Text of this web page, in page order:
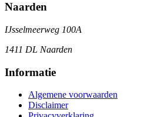
Naarden
IJsselmeerweg 100A
1411 DL Naarden
Informatie
Algemene voorwaarden
Disclaimer